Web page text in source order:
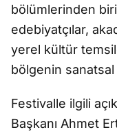
bölümlerinden
edebiyatçılar,
yerel kültür
bölgenin sanatsal
Festivalle ilgili
Başkanı Ahmet